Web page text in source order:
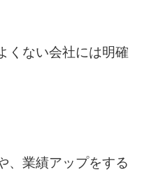
くない会社には明確
、業績アップをする